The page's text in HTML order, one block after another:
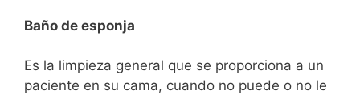
Baño de esponja
Es la limpieza general que se proporciona a un
paciente en su cama, cuando no puede o no le